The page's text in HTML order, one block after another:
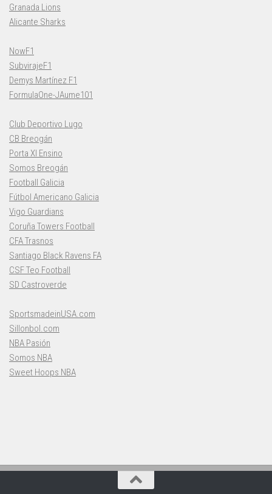
Granada Lions
Alicante Sharks
NowF1
SubvirajeF1
Demys Martínez F1
FormulaOne-JAume101
Club Deportivo Lugo
CB Breogán
Porta XI Ensino
Somos Breogán
Football Galicia
Fútbol Americano Galicia
Vigo Guardians
Coruña Towers Football
CFA Trasnos
Santiago Black Ravens FA
CSF Teo Football
SD Castroverde
SportsmadeinUSA.com
Sillonbol.com
NBA Pasión
Somos NBA
Sweet Hoops NBA